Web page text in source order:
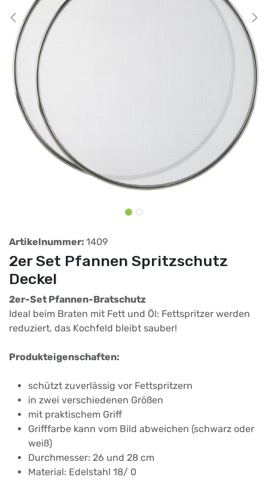
Artikelnummer: 1409
2er Set Pfannen Spritzschutz
Deckel
2er-Set Pfannen-Bratschutz
Ideal beim Braten mit Fett und Öl: Fettspritzer werden
reduziert, das Kochfeld bleibt sauber!
Produkteigenschaften:
schützt zuverlässig vor Fettspritzern
in zwei verschiedenen Größen
mit praktischem Griff
Grifffarbe kann vom Bild abweichen (schwarz oder
weiß)
Durchmesser: 26 und 28 cm
Material: Edelstahl 18/ 0